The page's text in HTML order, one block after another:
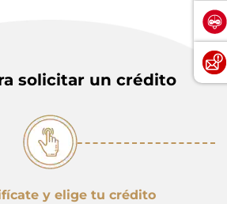
solicitar un crédito
y elige tu crédito